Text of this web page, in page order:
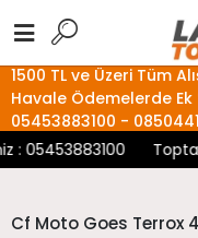
1500 TL ve Üzeri Tüm
Havale Ödemelerde
05453883100 -
Toptan
Cf Moto Goes Terrox